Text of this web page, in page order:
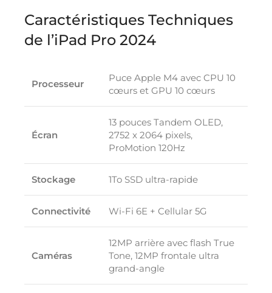
Caractéristiques Techniques
de l’iPad Pro 2024
Processeur
Puce Apple M4 avec CPU 10
cœurs et GPU 10 cœurs
Écran
13 pouces Tandem OLED,
2752 x 2064 pixels,
ProMotion 120Hz
Stockage 1To SSD ultra-rapide
Connectivité Wi-Fi 6E + Cellular 5G
Caméras
12MP arrière avec flash True
Tone, 12MP frontale ultra
grand-angle